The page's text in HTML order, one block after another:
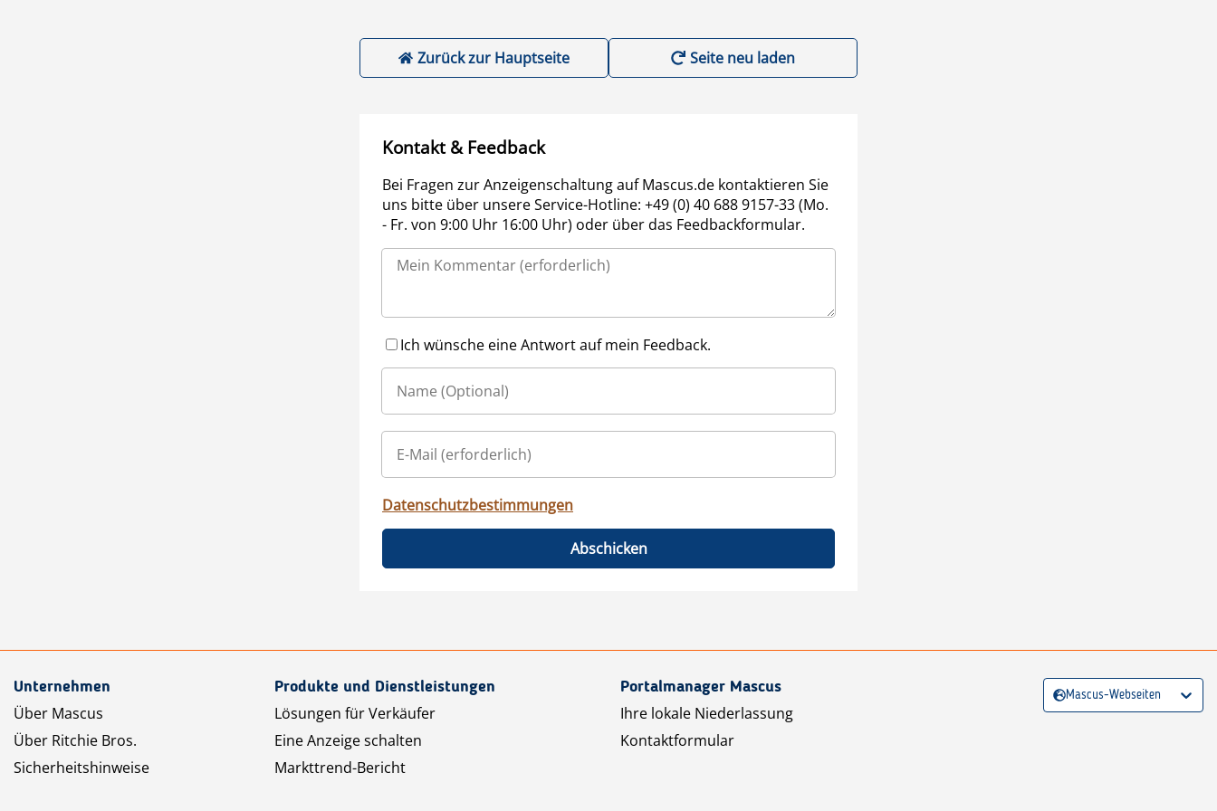
Zurück zur Hauptseite Seite neu laden
Kontakt & Feedback
Bei Fragen zur Anzeigenschaltung auf Mascus.de kontaktieren Sie
uns bitte über unsere Service-Hotline: +49 (0) 40 688 9157-33 (Mo.
- Fr. von 9:00 Uhr 16:00 Uhr) oder über das Feedbackformular.
Ich wünsche eine Antwort auf mein Feedback.
Datenschutzbestimmungen
Abschicken
Unternehmen
Über Mascus
Über Ritchie Bros.
Sicherheitshinweise
Produkte und Dienstleistungen
Lösungen für Verkäufer
Eine Anzeige schalten
Markttrend-Bericht
Portalmanager Mascus
Ihre lokale Niederlassung
Kontaktformular
Mascus-Webseiten